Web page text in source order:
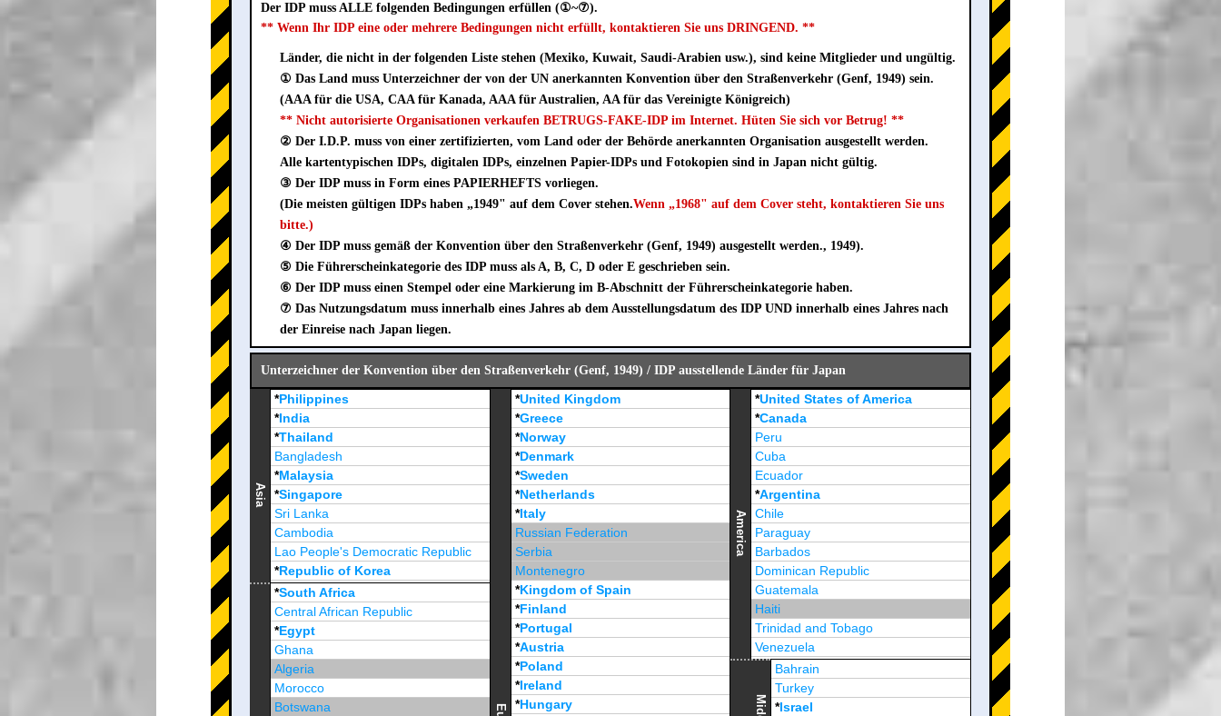
Der IDP muss ALLE folgenden Bedingungen erfüllen (①~⑦).
** Wenn Ihr IDP eine oder mehrere Bedingungen nicht erfüllt, kontaktieren Sie uns DRINGEND. **
Länder, die nicht in der folgenden Liste stehen (Mexiko, Kuwait, Saudi-Arabien usw.), sind keine Mitglieder und ungültig.
① Das Land muss Unterzeichner der von der UN anerkannten Konvention über den Straßenverkehr (Genf, 1949) sein.
(AAA für die USA, CAA für Kanada, AAA für Australien, AA für das Vereinigte Königreich)
** Nicht autorisierte Organisationen verkaufen BETRUGS-FAKE-IDP im Internet. Hüten Sie sich vor Betrug! **
② Der I.D.P. muss von einer zertifizierten, vom Land oder der Behörde anerkannten Organisation ausgestellt werden.
Alle kartentypischen IDPs, digitalen IDPs, einzelnen Papier-IDPs und Fotokopien sind in Japan nicht gültig.
③ Der IDP muss in Form eines PAPIERHEFTS vorliegen.
(Die meisten gültigen IDPs haben „1949" auf dem Cover stehen.Wenn „1968" auf dem Cover steht, kontaktieren Sie uns
bitte.)
④ Der IDP muss gemäß der Konvention über den Straßenverkehr (Genf, 1949) ausgestellt werden., 1949).
⑤ Die Führerscheinkategorie des IDP muss als A, B, C, D oder E geschrieben sein.
⑥ Der IDP muss einen Stempel oder eine Markierung im B-Abschnitt der Führerscheinkategorie haben.
⑦ Das Nutzungsdatum muss innerhalb eines Jahres ab dem Ausstellungsdatum des IDP UND innerhalb eines Jahres nach
der Einreise nach Japan liegen.
Unterzeichner der Konvention über den Straßenverkehr (Genf, 1949) / IDP ausstellende Länder für Japan
Asia
*Philippines
*India
*Thailand
Bangladesh
*Malaysia
*Singapore
Sri Lanka
Cambodia
Lao People's Democratic Republic
*Republic of Korea
Brunei Darussalam
*South Africa
Central African Republic
*Egypt
Ghana
Algeria
Morocco
Botswana
*United Kingdom
*Greece
*Norway
*Denmark
*Sweden
*Netherlands
*Italy
Russian Federation
Serbia
Montenegro
*Kingdom of Spain
*Finland
*Portugal
*Austria
*Poland
*Ireland
*Hungary
America
*United States of America
*Canada
Peru
Cuba
Ecuador
*Argentina
Chile
Paraguay
Barbados
Dominican Republic
Guatemala
Haiti
Trinidad and Tobago
Venezuela
Jamaica
Bahrain
Turkey
*Israel